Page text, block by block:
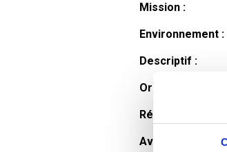
Mission :
Environnement :
Descriptif :
Organisation et
Rémunération :
Avantages :